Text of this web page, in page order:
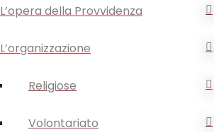
L’opera della Provvidenza
L’organizzazione
Religiose
Volontariato